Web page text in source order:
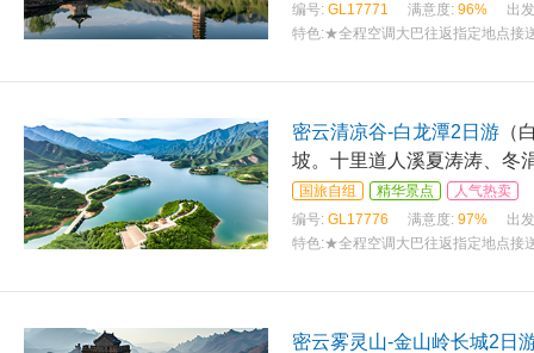
编号: GL17771 满意度: 96%
出
特色:★全程空调大巴往返指定地点接
密云清凉谷-白龙潭2日游 （
坡。十里道人溪夏涛涛、冬
国旅自组 精华景点
人气热卖
编号: GL17776 满意度: 97%
出
特色:★全程空调大巴往返指定地点接
密云雾灵山-金山岭长城2日